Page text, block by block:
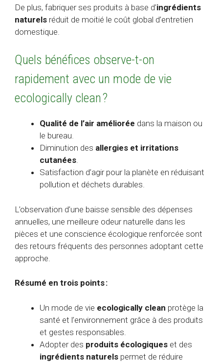
De plus, fabriquer ses produits à base d’ingrédients
naturels réduit de moitié le coût global d’entretien
domestique.
Quels bénéfices observe-t-on
rapidement avec un mode de vie
ecologically clean ?
Qualité de l’air améliorée dans la maison ou
le bureau.
Diminution des allergies et irritations
cutanées.
Satisfaction d’agir pour la planète en réduisant
pollution et déchets durables.
L’observation d’une baisse sensible des dépenses
annuelles, une meilleure odeur naturelle dans les
pièces et une conscience écologique renforcée sont
des retours fréquents des personnes adoptant cette
approche.
Résumé en trois points :
Un mode de vie ecologically clean protège la
santé et l’environnement grâce à des produits
et gestes responsables.
Adopter des produits écologiques et des
ingrédients naturels permet de réduire